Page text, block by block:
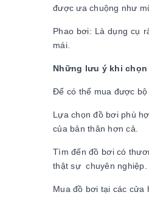
được ưa chuộng như
Phao bơi: Là dụng cụ
mái.
Những lưu ý khi
Để có thể mua được
Lựa chọn đồ bơi phù
của bản thân hơn cả.
Tìm đến đồ bơi có
thật sự chuyên nghiệp.
Mua đồ bơi tại các cửa